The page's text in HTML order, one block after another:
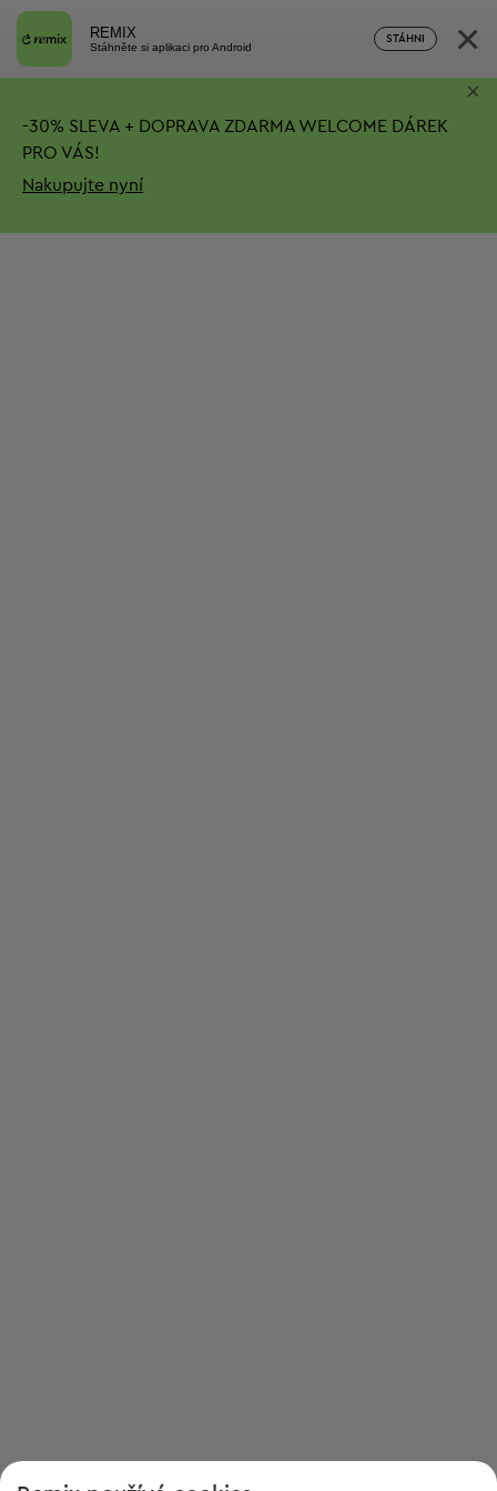
REMIX
Stáhněte si aplikaci pro Android
STÁHNI ×
-30% SLEVA + DOPRAVA ZDARMA WELCOME DÁREK
PRO VÁS!
Nakupujte nyní
×